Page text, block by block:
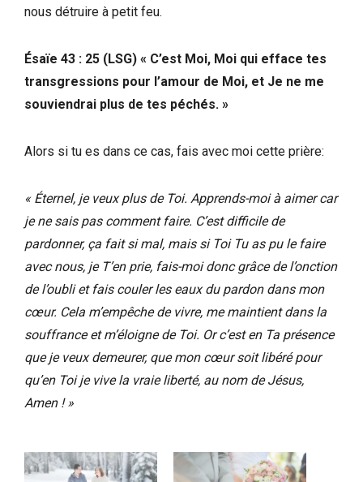
nous détruire à petit feu.
Ésaïe 43 : 25 (LSG) « C’est Moi, Moi qui efface tes
transgressions pour l’amour de Moi, et Je ne me
souviendrai plus de tes péchés. »
Alors si tu es dans ce cas, fais avec moi cette prière:
« Éternel, je veux plus de Toi. Apprends-moi à aimer car
je ne sais pas comment faire. C’est difficile de
pardonner, ça fait si mal, mais si Toi Tu as pu le faire
avec nous, je T’en prie, fais-moi donc grâce de l’onction
de l’oubli et fais couler les eaux du pardon dans mon
cœur. Cela m’empêche de vivre, me maintient dans la
souffrance et m’éloigne de Toi. Or c’est en Ta présence
que je veux demeurer, que mon cœur soit libéré pour
qu’en Toi je vive la vraie liberté, au nom de Jésus,
Amen ! »